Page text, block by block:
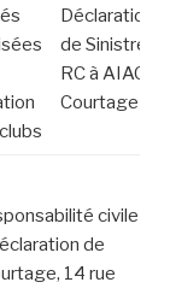
Déclaration
de Sinistre
RC à AIAC
Courtage
civile
de
14 rue